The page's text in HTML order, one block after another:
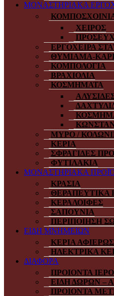
ΜΟΝΑΣΤΗΡΙΑΚΑ
ΧΕΙΡΟΣ
ΕΡΓΟΧΕΙΡΑ
ΘΥΜΙΑΜΑ-
ΚΟΜΠΟΛΟΓΙΑ
ΒΡΑΧΙΟΛΙΑ
ΚΟΣΜΗΜΑΤΑ
ΜΥΡΟ /
ΚΕΡΙΑ
ΣΦΡΑΓΙΔΕΣ
ΦΥΤΙΛΑΚΙΑ
ΜΟΝΑΣΤΗΡΙΑΚΑ
ΚΡΑΣΙΑ
ΘΕΡΑΠΕΥΤΙΚΑ
ΚΕΡΑΛΟΙΦΕΣ
ΣΑΠΟΥΝΙΑ
ΠΕΡΙΠΟΙΗΣΗ
ΕΙΔΗ ΜΝΗΜΕΙΩΝ
ΚΕΡΙΑ
ΗΛΕΚΤΡΙΚΑ
ΔΙΑΦΟΡΑ
ΠΡΟΙΟΝΤΑ
ΕΙΔΗ ΔΩΡΩΝ –
ΠΡΟΙΟΝΤΑ